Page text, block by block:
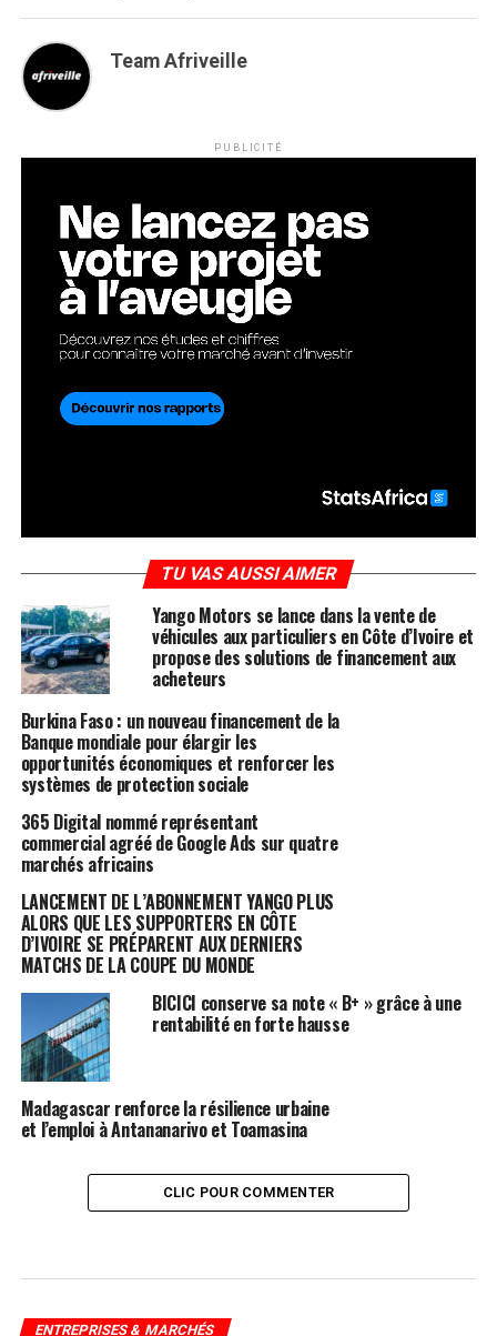
Team Afriveille
PUBLICITÉ
TU VAS AUSSI AIMER
Yango Motors se lance dans la vente de
véhicules aux particuliers en Côte d’Ivoire et
propose des solutions de financement aux
acheteurs
Burkina Faso : un nouveau financement de la
Banque mondiale pour élargir les
opportunités économiques et renforcer les
systèmes de protection sociale
365 Digital nommé représentant
commercial agréé de Google Ads sur quatre
marchés africains
LANCEMENT DE L’ABONNEMENT YANGO PLUS
ALORS QUE LES SUPPORTERS EN CÔTE
D’IVOIRE SE PRÉPARENT AUX DERNIERS
MATCHS DE LA COUPE DU MONDE
BICICI conserve sa note « B+ » grâce à une
rentabilité en forte hausse
Madagascar renforce la résilience urbaine
et l’emploi à Antananarivo et Toamasina
CLIC POUR COMMENTER
ENTREPRISES & MARCHÉS